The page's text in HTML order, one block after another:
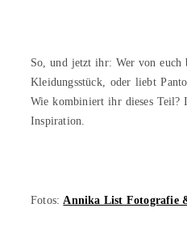
So, und jetzt ihr: Wer von euch
Kleidungsstück, oder liebt
Wie kombiniert ihr dieses Teil?
Inspiration.
Fotos:Annika List Fotografie